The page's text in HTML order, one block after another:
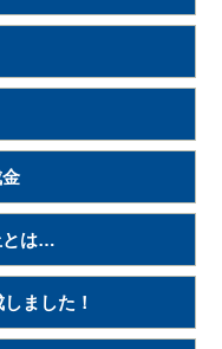
とは…
ました！